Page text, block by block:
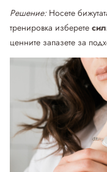
Решение:Носете
тренировка изберете
ценните запазете за